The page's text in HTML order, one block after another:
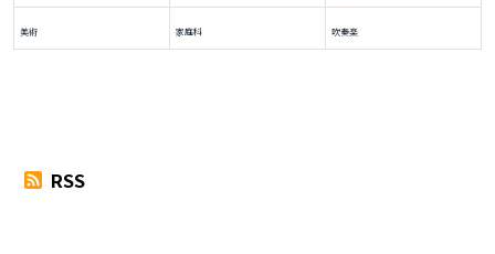
美術 家庭科 吹奏楽
RSS